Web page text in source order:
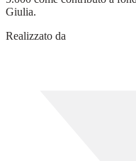
Giulia.
Realizzato da